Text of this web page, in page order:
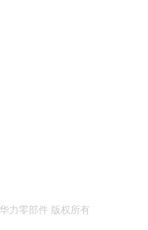
力零部件 版权所有